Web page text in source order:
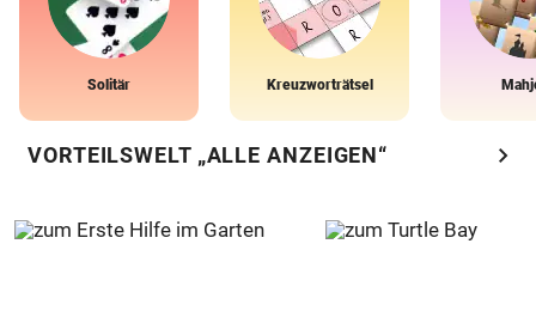
Solitär Kreuzworträtsel
VORTEILSWELT „ALLE ANZEIGEN“ chevron_right